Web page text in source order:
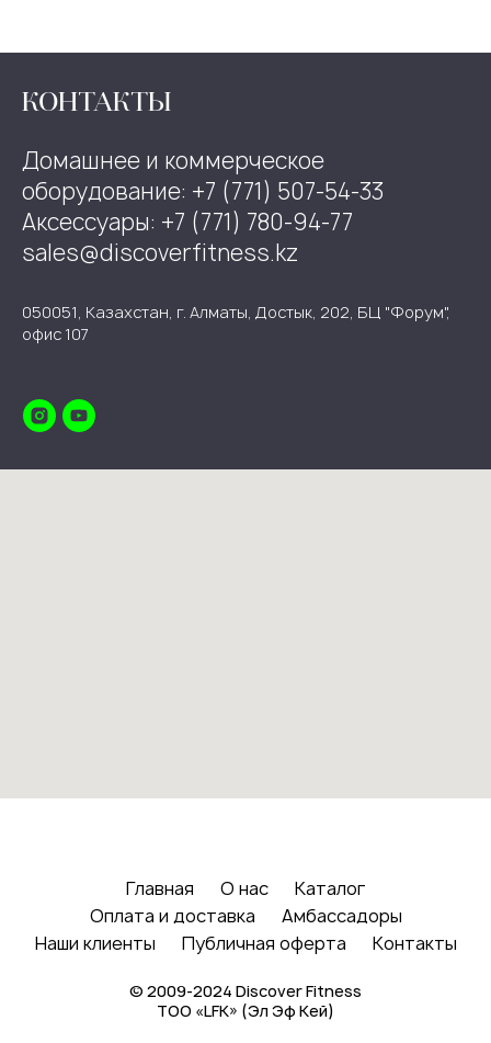
КОНТАКТЫ
Домашнее и коммерческое
оборудование: +7 (771) 507-54-33
Аксессуары: +7 (771) 780-94-77
sales@discoverfitness.kz
050051, Казахстан, г. Алматы, Достык, 202, БЦ "Форум",
офис 107
Главная О нас
Каталог
Оплата и доставка
Амбассадоры
Наши клиенты
Публичная оферта Контакты
© 2009-2024 Discover Fitness
ТОО «LFK» (Эл Эф Кей)